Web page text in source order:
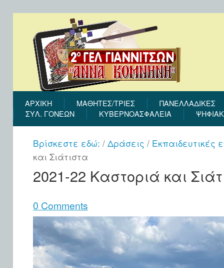
ΑΡΧΙΚΉ ΜΑΘΗΤΕΣ/ΤΡΙΕΣ
ΠΑΝΕΛΛΑΔΙΚΕΣ
ΣΎΛ. ΓΟΝΈΩΝ
ΚΥΒΕΡΝΟΑΣΦΑΛΕΙΑ
Βρίσκεστε εδώ: / Δράσεις / Εκπαιδευτικές
και Σιάτιστα
2021-22 Καστοριά και
0 Comments